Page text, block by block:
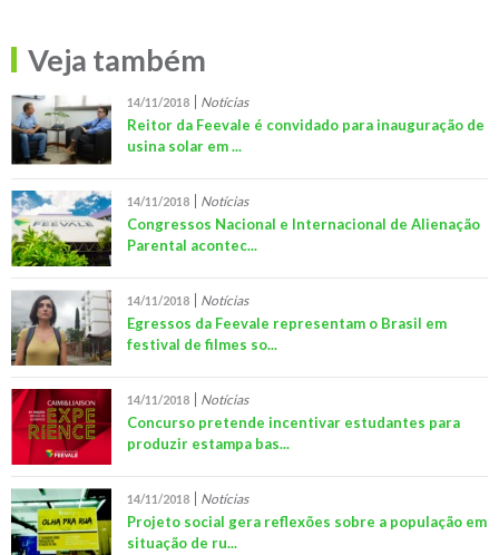
Veja também
14/11/2018 Notícias
Reitor da Feevale é convidado para inauguração de
usina solar em ...
14/11/2018 Notícias
Congressos Nacional e Internacional de Alienação
Parental acontec...
14/11/2018 Notícias
Egressos da Feevale representam o Brasil em
festival de filmes so...
14/11/2018 Notícias
Concurso pretende incentivar estudantes para
produzir estampa bas...
14/11/2018 Notícias
Projeto social gera reflexões sobre a população em
situação de ru...